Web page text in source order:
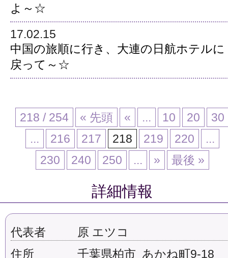
よ～☆
17.02.15
中国の旅順に行き、大連の日航ホテルに
戻って～☆
218 / 254 « 先頭 « ... 10 20
30
...
216 217 218 219 220
...
230
240 250 ... » 最後 »
詳細情報
代表者
原 エツコ
住所
千葉県柏市 あかね町9-18